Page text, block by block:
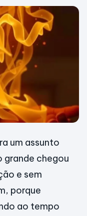
um assunto
grande chegou
e sem
porque
ao tempo